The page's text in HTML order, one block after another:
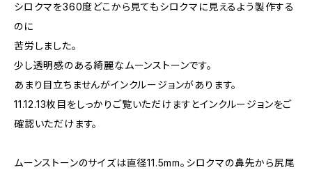
シロクマを360度どこから見てもシロクマに見えるよう製作する
のに
苦労しました。
少し透明感のある綺麗なムーンストーンです。
あまり目立ちませんがインクルージョンがあります。
11.12.13枚目をしっかりご覧いただけますとインクルージョンをご
確認いただけます。
ムーンストーンのサイズは直径11.5mm。シロクマの鼻先から尻尾